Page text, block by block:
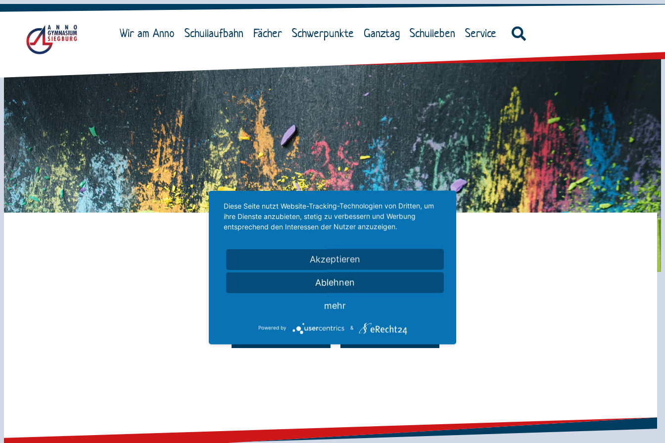
Wir am Anno Schullaufbahn Fächer Schwerpunkte Ganztag Schulleben Service
Künstlerisch-Literarisch
Kunst Musik
Diese Seite nutzt Website-Tracking-Technologien von Dritten, um
ihre Dienste anzubieten, stetig zu verbessern und Werbung
entsprechend den Interessen der Nutzer anzuzeigen.
Akzeptieren
Ablehnen
mehr
Powered by &